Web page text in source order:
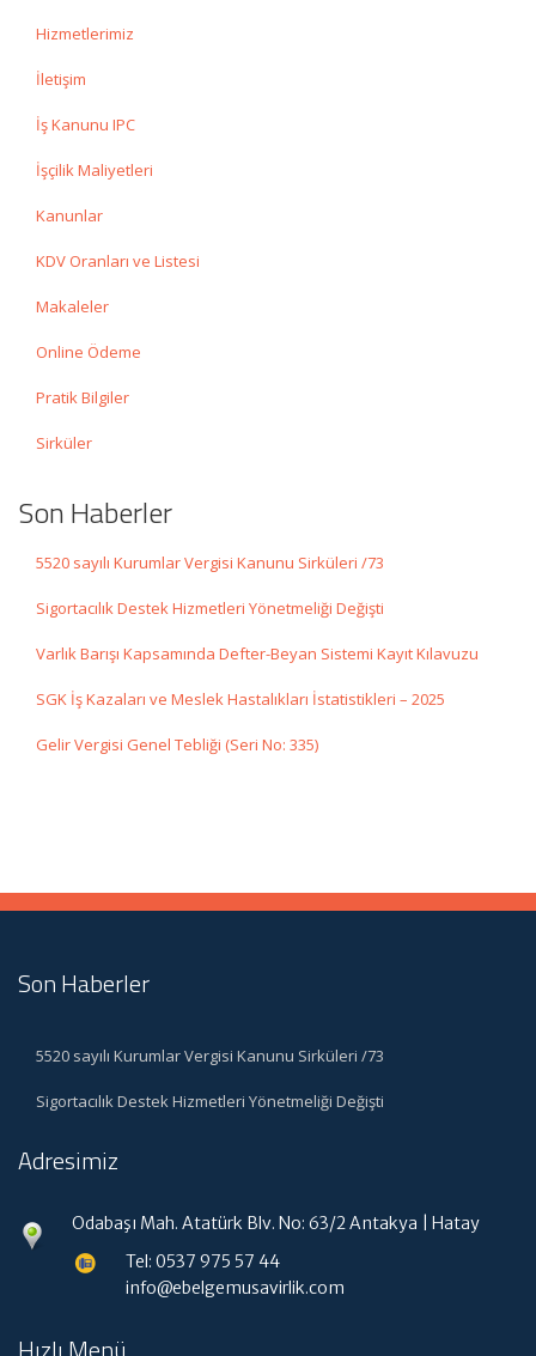
Hizmetlerimiz
İletişim
İş Kanunu IPC
İşçilik Maliyetleri
Kanunlar
KDV Oranları ve Listesi
Makaleler
Online Ödeme
Pratik Bilgiler
Sirküler
Son Haberler
5520 sayılı Kurumlar Vergisi Kanunu Sirküleri /73
Sigortacılık Destek Hizmetleri Yönetmeliği Değişti
Varlık Barışı Kapsamında Defter-Beyan Sistemi Kayıt Kılavuzu
SGK İş Kazaları ve Meslek Hastalıkları İstatistikleri – 2025
Gelir Vergisi Genel Tebliği (Seri No: 335)
Son Haberler
5520 sayılı Kurumlar Vergisi Kanunu Sirküleri /73
Sigortacılık Destek Hizmetleri Yönetmeliği Değişti
Adresimiz
Odabaşı Mah. Atatürk Blv. No: 63/2 Antakya | Hatay
Tel: 0537 975 57 44
info@ebelgemusavirlik.com